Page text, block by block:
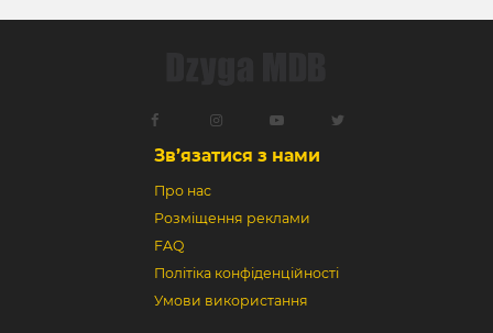
Зв’язатися з нами
Про нас
Розміщення реклами
FAQ
Політіка конфіденційності
Умови використання